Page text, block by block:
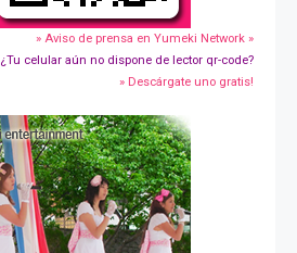
» Aviso de prensa en Yumeki Network »
¿Tu celular aún no dispone de lector qr-code?
» Descárgate uno gratis!